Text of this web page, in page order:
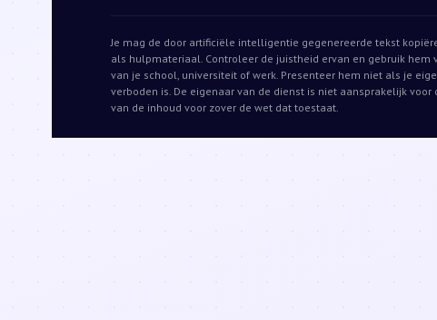
Je mag de door artificiële intelligentie gegenereerde tekst
als hulpmateriaal. Controleer de juistheid ervan en gebruik hem
van je school, universiteit of werk. Presenteer hem niet als je
verboden is. De eigenaar van de dienst is niet aansprakelijk
van de inhoud voor zover de wet dat toestaat.